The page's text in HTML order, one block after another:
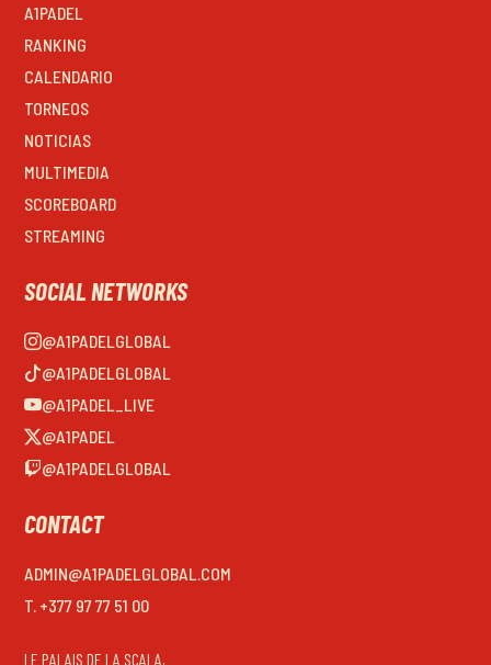
A1PADEL
RANKING
CALENDARIO
TORNEOS
NOTICIAS
MULTIMEDIA
SCOREBOARD
STREAMING
SOCIAL NETWORKS
@A1PADELGLOBAL
@A1PADELGLOBAL
@A1PADEL_LIVE
@A1PADEL
@A1PADELGLOBAL
CONTACT
ADMIN@A1PADELGLOBAL.COM
T. +377 97 77 51 00
LE PALAIS DE LA SCALA,